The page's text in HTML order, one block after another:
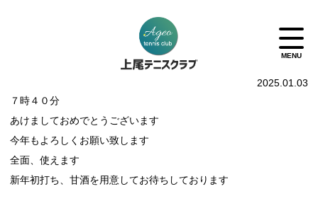
2025.01.03
７時４０分
あけましておめでとうございます
今年もよろしくお願い致します
全面、使えます
新年初打ち、甘酒を用意してお待ちしております